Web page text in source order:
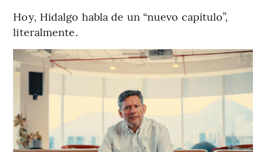
Hoy, Hidalgo habla de un “nuevo capítulo”,
literalmente.